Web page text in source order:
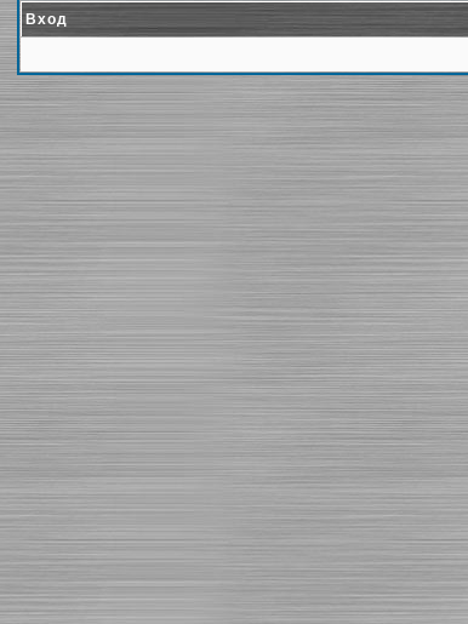
Вход